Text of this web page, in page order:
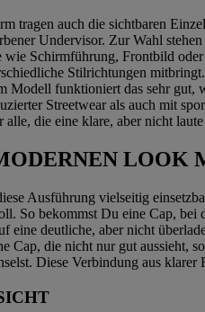
tragen auch die sichtbaren
Undervisor. Zur Wahl
Schirmführung, Frontbild
Stilrichtungen
Modell funktioniert das sehr gut,
Streetwear als auch mit
alle, die eine klare, aber nicht
LOOK
Ausführung vielseitig
So bekommst Du eine Cap, bei
eine deutliche, aber nicht
Cap, die nicht nur gut aussieht,
Diese Verbindung aus